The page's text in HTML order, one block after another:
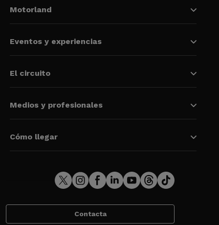
Motorland
Eventos y experiencias
El circuito
Medios y profesionales
Cómo llegar
Contacta